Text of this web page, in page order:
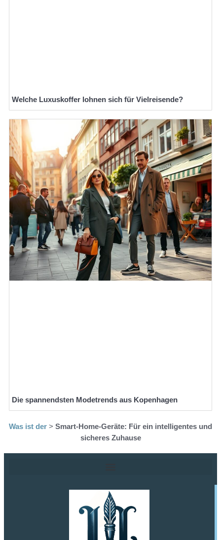
Welche Luxuskoffer lohnen sich für Vielreisende?
Die spannendsten Modetrends aus Kopenhagen
Was ist der > Smart-Home-Geräte: Für ein intelligentes und
sicheres Zuhause